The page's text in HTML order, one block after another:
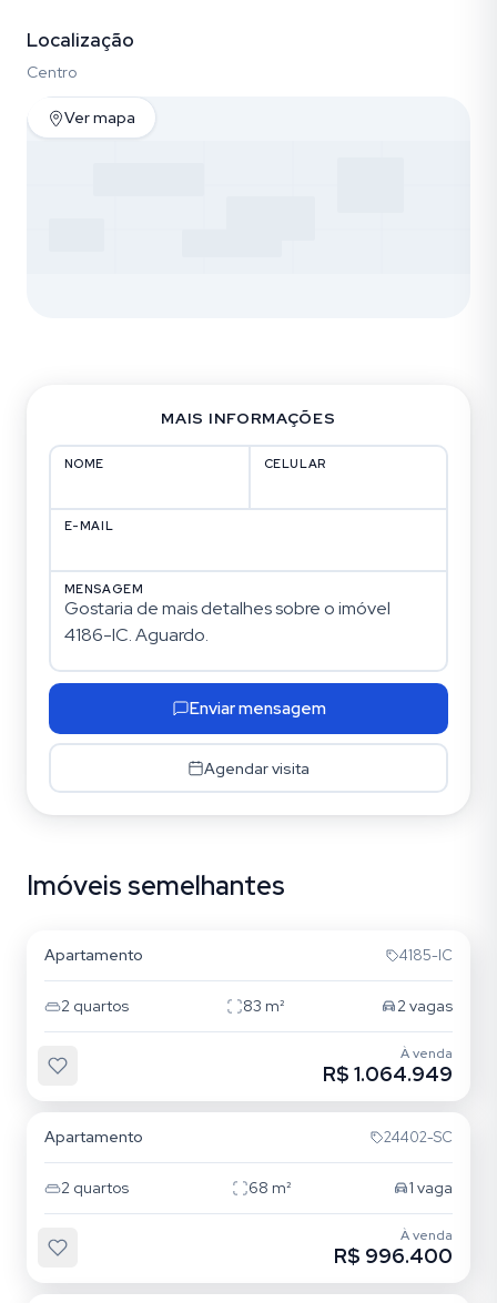
Localização
Centro
Ver mapa
MAIS INFORMAÇÕES
NOME CELULAR
E-MAIL
MENSAGEM
Enviar mensagem
Agendar visita
Imóveis semelhantes
Centro
Apartamento 4185-IC
2 quartos 83 m² 2vagas
À venda
R$ 1.064.949
Apartamento 24402-SC
2 quartos 68 m² 1 vaga
À venda
R$ 996.400